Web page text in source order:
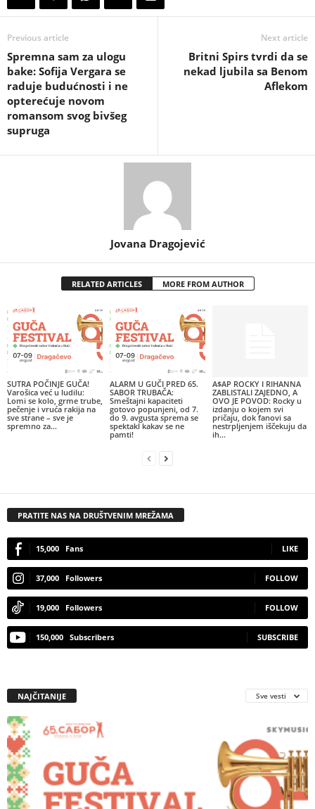
Previous article
Spremna sam za ulogu
bake: Sofija Vergara se
raduje budućnosti i ne
opterećuje novom
romansom svog bivšeg
supruga
Next article
Britni Spirs tvrdi da se
nekad ljubila sa Benom
Aflekom
Jovana Dragojević
RELATED ARTICLES MORE FROM AUTHOR
SUTRA POČINJE GUČA!
Varošica već u ludilu:
Lomi se kolo, grme trube,
pečenje i vruća rakija na
sve strane – sve je
spremno za...
ALARM U GUČI PRED 65.
SABOR TRUBAČA:
Smeštajni kapaciteti
gotovo popunjeni, od 7.
do 9. avgusta sprema se
spektakl kakav se ne
pamti!
A$AP ROCKY I RIHANNA
ZABLISTALI ZAJEDNO, A
OVO JE POVOD: Rocky u
izdanju o kojem svi
pričaju, dok fanovi sa
nestrpljenjem iščekuju da
ih...
PRATITE NAS NA DRUŠTVENIM MREŽAMA
15,000 Fans LIKE
37,000 Followers FOLLOW
19,000 Followers FOLLOW
150,000 Subscribers SUBSCRIBE
NAJČITANIJE Sve vesti